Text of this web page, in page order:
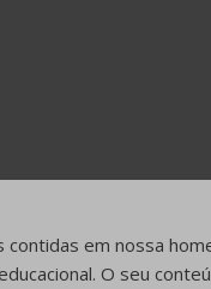
contidas em nossa
O seu